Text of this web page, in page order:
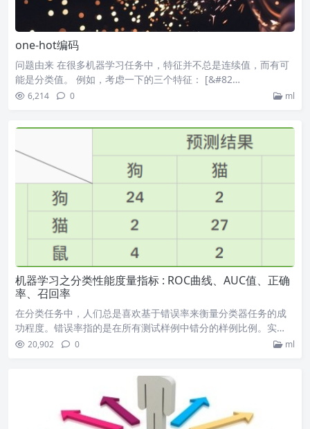
one-hot编码
问题由来 在很多机器学习任务中，特征并不总是连续值，而有可
能是分类值。 例如，考虑一下的三个特征： [&#82…
6,214 0 ml
机器学习之分类性能度量指标 : ROC曲线、AUC值、正确
率、召回率
在分类任务中，人们总是喜欢基于错误率来衡量分类器任务的成
功程度。错误率指的是在所有测试样例中错分的样例比例。实…
20,902 0 ml